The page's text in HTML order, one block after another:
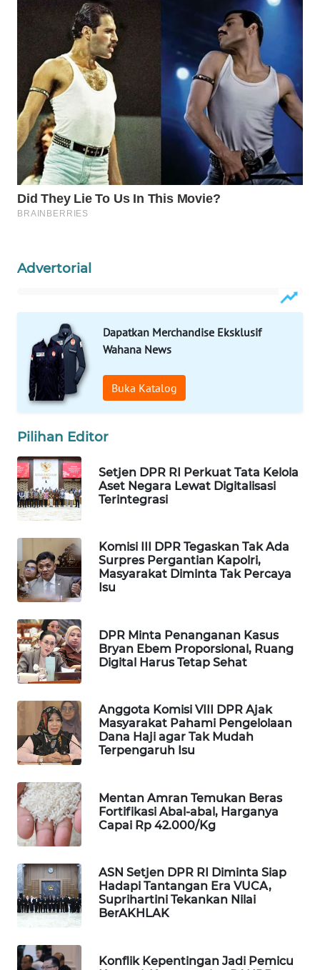
Advertorial
Dapatkan Merchandise Eksklusif
Wahana News
Buka Katalog
Pilihan Editor
Setjen DPR RI Perkuat Tata Kelola
Aset Negara Lewat Digitalisasi
Terintegrasi
Komisi III DPR Tegaskan Tak Ada
Surpres Pergantian Kapolri,
Masyarakat Diminta Tak Percaya
Isu
DPR Minta Penanganan Kasus
Bryan Ebem Proporsional, Ruang
Digital Harus Tetap Sehat
Anggota Komisi VIII DPR Ajak
Masyarakat Pahami Pengelolaan
Dana Haji agar Tak Mudah
Terpengaruh Isu
Mentan Amran Temukan Beras
Fortifikasi Abal-abal, Harganya
Capai Rp 42.000/Kg
ASN Setjen DPR RI Diminta Siap
Hadapi Tantangan Era VUCA,
Suprihartini Tekankan Nilai
BerAKHLAK
Konflik Kepentingan Jadi Pemicu
WAHANA
WAHANA
TRAVEL
WAHANA
TV
WAHANANEWS
ID
NET
WAHANA
SPORT
WAHANA
UMKM
WAHANA
SELEB
WAHANA
PERSONA
WAHANA
OTOMOTIF
HEALTH
WAHANA
DESA
LAPAK
WAHANA
Wahana
Network
KONSUMEN
LISTRIK
MASYARAKAT
KELISTRIKAN
ID